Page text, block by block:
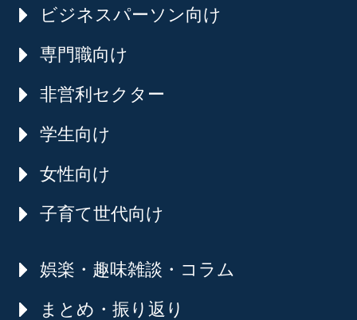
ビジネスパーソン向け
専門職向け
非営利セクター
学生向け
女性向け
子育て世代向け
娯楽・趣味雑談・コラム
まとめ・振り返り